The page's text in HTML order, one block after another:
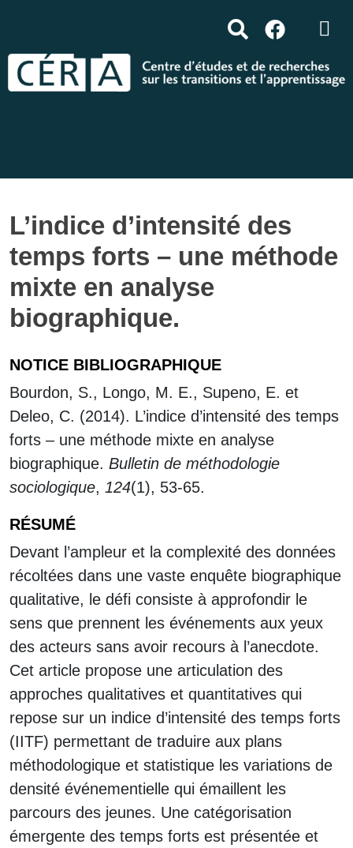
L’indice d’intensité des
temps forts – une méthode
mixte en analyse
biographique.
NOTICE BIBLIOGRAPHIQUE
Bourdon, S., Longo, M. E., Supeno, E. et
Deleo, C. (2014). L’indice d’intensité des temps
forts – une méthode mixte en analyse
biographique. Bulletin de méthodologie
sociologique, 124(1), 53-65.
RÉSUMÉ
Devant l’ampleur et la complexité des données
récoltées dans une vaste enquête biographique
qualitative, le défi consiste à approfondir le
sens que prennent les événements aux yeux
des acteurs sans avoir recours à l’anecdote.
Cet article propose une articulation des
approches qualitatives et quantitatives qui
repose sur un indice d’intensité des temps forts
(IITF) permettant de traduire aux plans
méthodologique et statistique les variations de
densité événementielle qui émaillent les
parcours des jeunes. Une catégorisation
émergente des temps forts est présentée et